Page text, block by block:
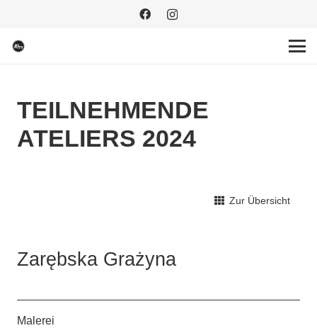
TEILNEHMENDE
ATELIERS 2024
Zur Übersicht
Zarębska Grażyna
Malerei